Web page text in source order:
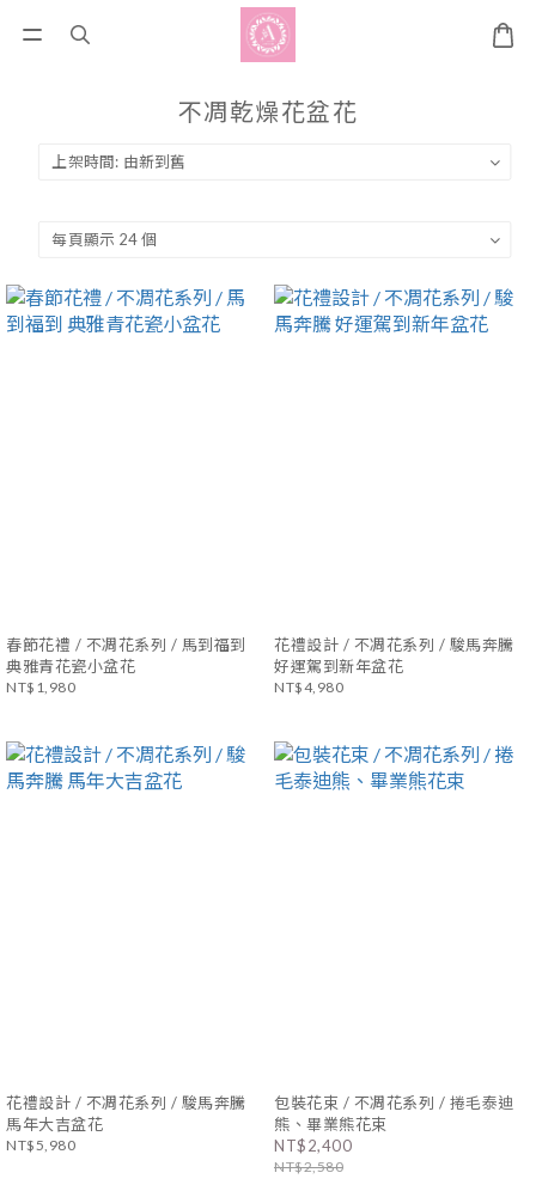
不凋乾燥花盆花
春節花禮 / 不凋花系列 / 馬到福到
典雅青花瓷小盆花
NT$1,980
花禮設計 / 不凋花系列 / 駿馬奔騰
好運駕到新年盆花
NT$4,980
花禮設計 / 不凋花系列 / 駿馬奔騰
馬年大吉盆花
NT$5,980
包裝花束 / 不凋花系列 / 捲毛泰迪
熊、畢業熊花束
NT$2,400
NT$2,580